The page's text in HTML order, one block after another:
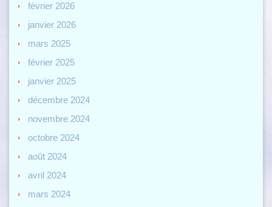
février 2026
janvier 2026
mars 2025
février 2025
janvier 2025
décembre 2024
novembre 2024
octobre 2024
août 2024
avril 2024
mars 2024